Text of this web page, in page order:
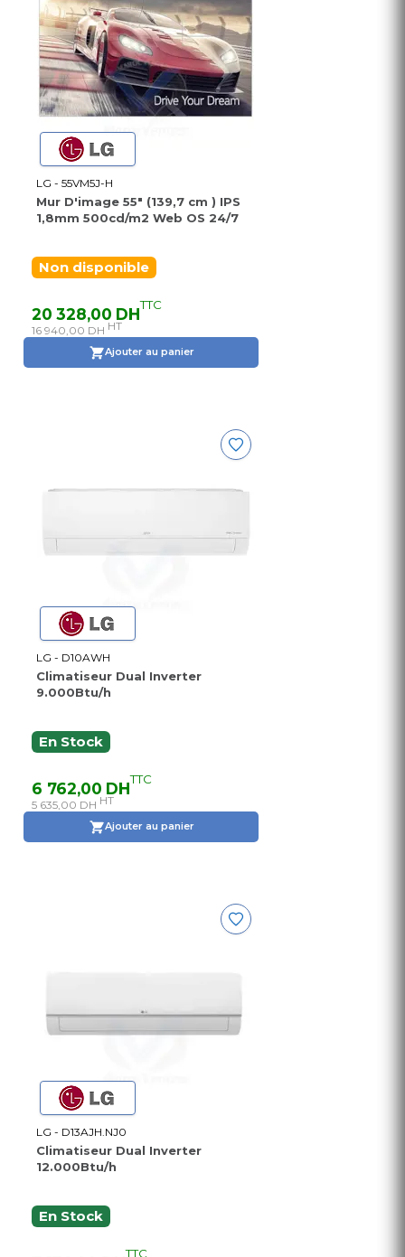
LG - 55VM5J-H
Mur D'image 55" (139,7 cm ) IPS
1,8mm 500cd/m2 Web OS 24/7
Non disponible
20 328,00 DHTTC
16 940,00 DH HT
Ajouter au panier
LG - D10AWH
Climatiseur Dual Inverter
9.000Btu/h
En Stock
6 762,00 DHTTC
5 635,00 DH HT
Ajouter au panier
LG - D13AJH.NJ0
Climatiseur Dual Inverter
12.000Btu/h
En Stock
TTC